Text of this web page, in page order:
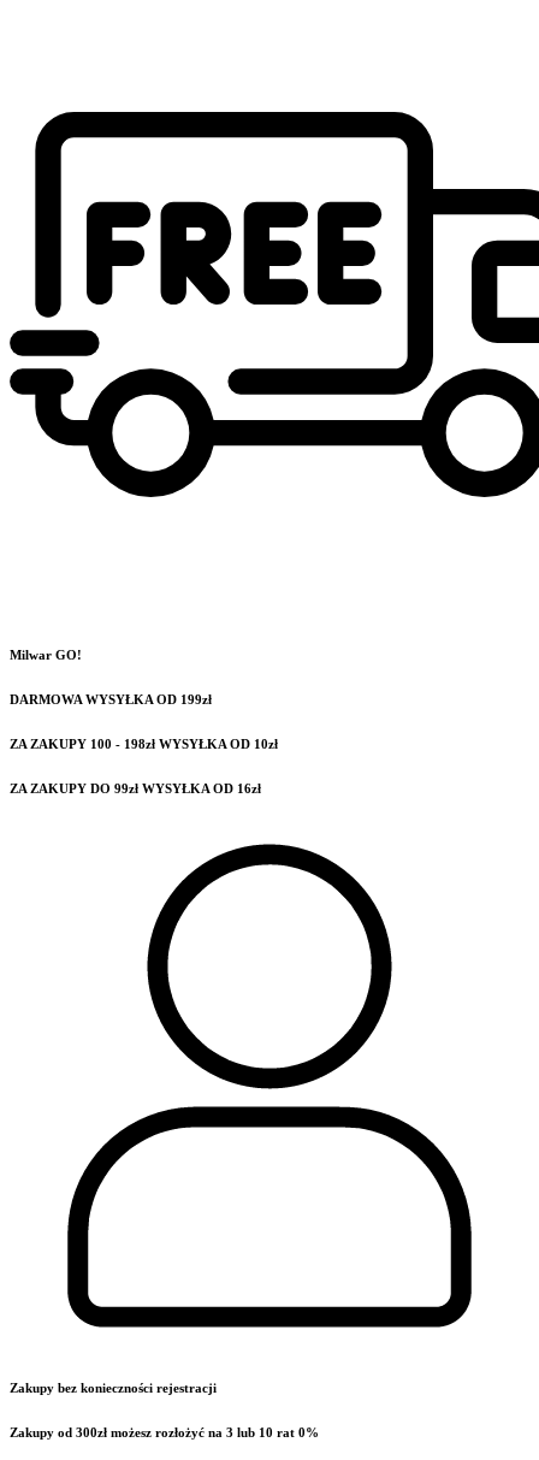
Milwar GO!
DARMOWA WYSYŁKA OD 199zł
ZA ZAKUPY 100 - 198zł WYSYŁKA OD 10zł
ZA ZAKUPY DO 99zł WYSYŁKA OD 16zł
Zakupy bez konieczności rejestracji
Zakupy od 300zł możesz rozłożyć na 3 lub 10 rat 0%